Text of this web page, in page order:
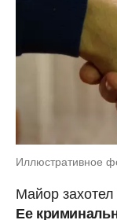
Иллюстративное
Майор захотел
Ее